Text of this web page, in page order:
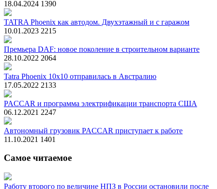
18.04.2024 1390
TATRA Phoenix как автодом. Двухэтажный и с гаражом
10.01.2023 2215
Премьера DAF: новое поколение в строительном варианте
28.10.2022 2064
Tatra Phoenix 10x10 отправилась в Австралию
17.05.2022 2133
PACCAR и программа электрификации транспорта США
06.12.2021 2247
Автономный грузовик PACCAR приступает к работе
11.10.2021 1401
Самое читаемое
Работу второго по величине НПЗ в России остановили после